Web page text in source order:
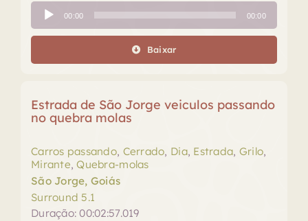
Tocador
de
áudio
00:00 00:00
Baixar
Estrada de São Jorge veiculos passando
no quebra molas
Carros passando, Cerrado, Dia, Estrada, Grilo,
Mirante,Quebra-molas
São Jorge, Goiás
Surround 5.1
Duração: 00:02:57.019